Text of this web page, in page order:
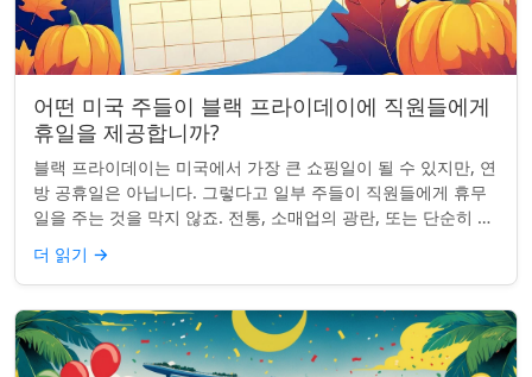
어떤 미국 주들이 블랙 프라이데이에 직원들에게
휴일을 제공합니까?
블랙 프라이데이는 미국에서 가장 큰 쇼핑일이 될 수 있지만, 연
방 공휴일은 아닙니다. 그렇다고 일부 주들이 직원들에게 휴무
일을 주는 것을 막지 않죠. 전통, 소매업의 광란, 또는 단순히 추
수감사절을 연장하는 것과 관...
더 읽기 →